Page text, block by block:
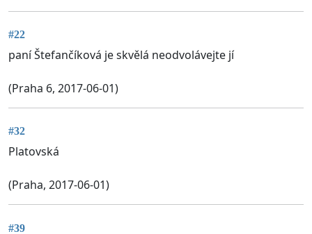
#22
paní Štefančíková je skvělá neodvolávejte jí
(Praha 6, 2017-06-01)
#32
Platovská
(Praha, 2017-06-01)
#39